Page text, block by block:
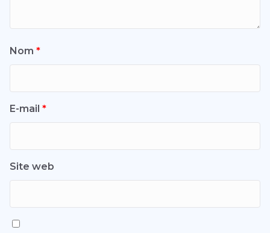
Nom *
E-mail *
Site web